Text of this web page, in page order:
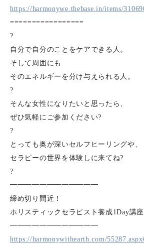
https://harmonywe.thebase.in/items/
=================
?
自分で自分のことをケアできる人。
そして周囲にも
そのエネルギーを分け与えられる人。
?
そんな女性になりたいと思ったら、
ぜひ気軽にご参加ください?
?
とっても奥が深いセルフヒーリングや、
セラピーの世界を体験しに来てね?
?
━━━━━━━━━━━━
締め切り間近！
ホリスティックセラピスト養成1Day講座
━━━━━━━━━━━━
https://harmonywithearth.com/